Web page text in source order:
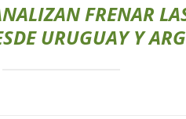
FRENAR
URUGUAY Y